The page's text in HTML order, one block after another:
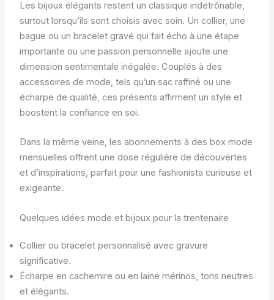
Les bijoux élégants restent un classique indétrônable,
surtout lorsqu’ils sont choisis avec soin. Un collier, une
bague ou un bracelet gravé qui fait écho à une étape
importante ou une passion personnelle ajoute une
dimension sentimentale inégalée. Couplés à des
accessoires de mode, tels qu’un sac raffiné ou une
écharpe de qualité, ces présents affirment un style et
boostent la confiance en soi.
Dans la même veine, les abonnements à des box mode
mensuelles offrent une dose régulière de découvertes
et d’inspirations, parfait pour une fashionista curieuse et
exigeante.
Quelques idées mode et bijoux pour la trentenaire
Collier ou bracelet personnalisé avec gravure
significative.
Écharpe en cachemire ou en laine mérinos, tons neutres
et élégants.